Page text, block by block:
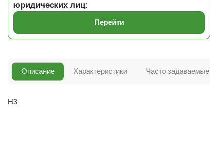
юридических лиц:
Перейти
Описание
Н3
Характеристики Часто задаваемые